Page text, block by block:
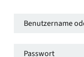
Benutzername
Passwort*